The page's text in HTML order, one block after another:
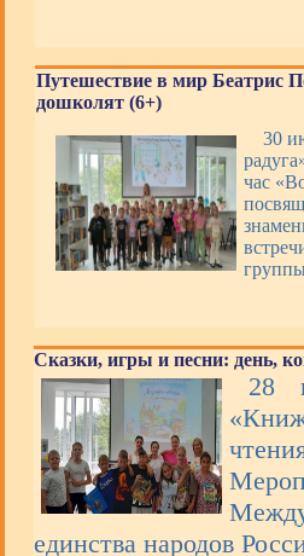
Путешествие в мир Беатрис
дошколят (6+)
30
час
Сказки, игры и песни: день,
28
единства народов